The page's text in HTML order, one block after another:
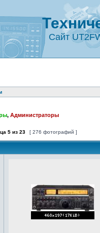
Сайт
, Администраторы
5 из 23 [ 276 фотографий ]